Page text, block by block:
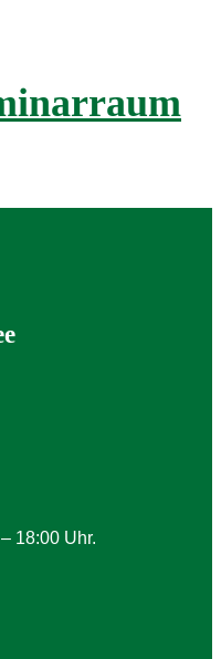
18:00 Uhr.